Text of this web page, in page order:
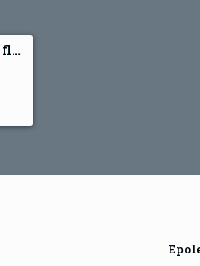
Grade marinar marina fluviala